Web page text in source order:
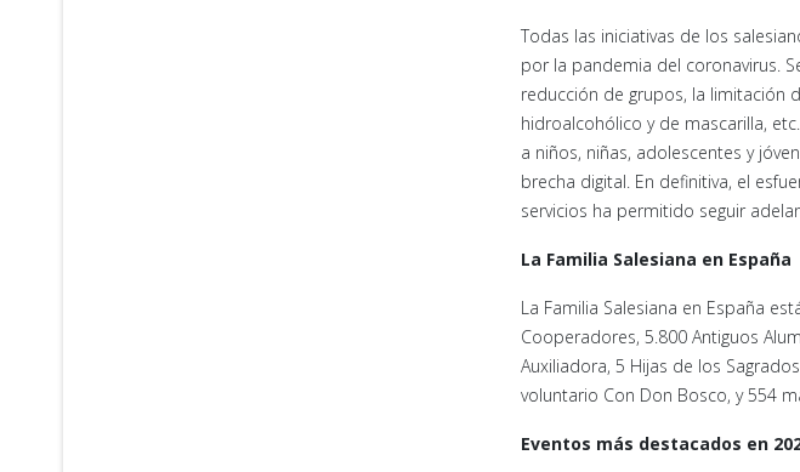
Todas las iniciativas de los
por la pandemia del coronavirus.
reducción de grupos, la limitación
hidroalcohólico y de mascarilla,
a niños, niñas, adolescentes y
brecha digital. En definitiva, el
servicios ha permitido seguir
La Familia Salesiana en España
La Familia Salesiana en España
Cooperadores, 5.800 Antiguos
Auxiliadora, 5 Hijas de los
voluntario Con Don Bosco, y 554
Eventos más destacados en